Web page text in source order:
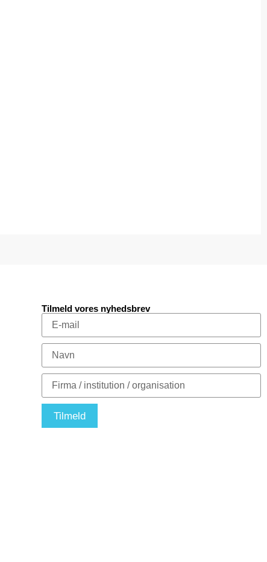
Tilmeld vores nyhedsbrev
Tilmeld